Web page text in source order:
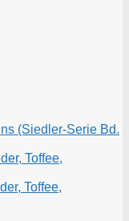
(Siedler-Serie Bd.
Toffee,
Toffee,